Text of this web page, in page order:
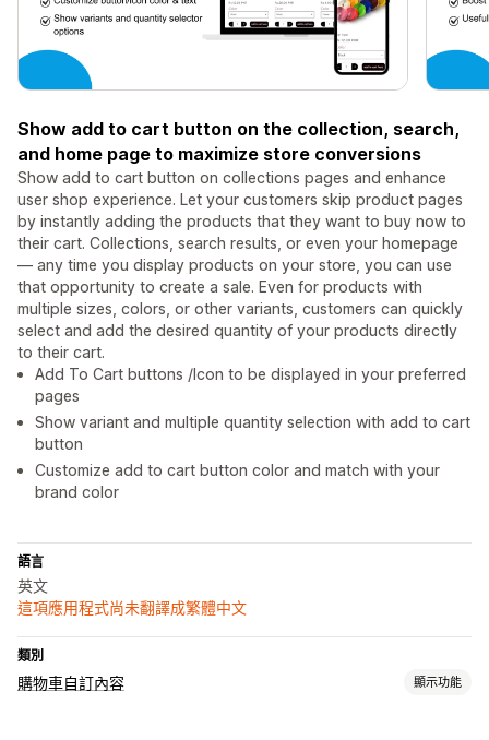
Show add to cart button on the collection, search,
and home page to maximize store conversions
Show add to cart button on collections pages and enhance
user shop experience. Let your customers skip product pages
by instantly adding the products that they want to buy now to
their cart. Collections, search results, or even your homepage
— any time you display products on your store, you can use
that opportunity to create a sale. Even for products with
multiple sizes, colors, or other variants, customers can quickly
select and add the desired quantity of your products directly
to their cart.
Add To Cart buttons /Icon to be displayed in your preferred
pages
Show variant and multiple quantity selection with add to cart
button
Customize add to cart button color and match with your
brand color
語言
英文
這項應用程式尚未翻譯成繁體中文
類別
購物車自訂內容 顯示功能